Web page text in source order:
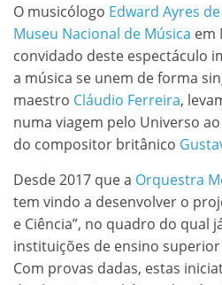
O musicólogo Edward Ayres
Museu Nacional de Música em
convidado deste espectáculo
a música se unem de forma
maestro Cláudio Ferreira,
numa viagem pelo Universo
do compositor britânico
Desde 2017 que a Orquestra
tem vindo a desenvolver o
e Ciência”, no quadro do qual
instituições de ensino
Com provas dadas, estas